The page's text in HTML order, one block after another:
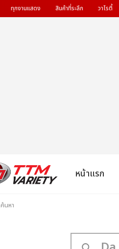
ทุกงานแสดง สินค้าที่ระลึก วาไรตี้
หน้าแรก
ค้นหา